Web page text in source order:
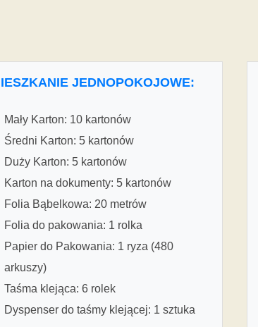
JEDNOPOKOJOWE:
Mały Karton: 10 kartonów
Średni Karton: 5 kartonów
Duży Karton: 5 kartonów
Karton na dokumenty: 5 kartonów
Folia Bąbelkowa: 20 metrów
Folia do pakowania: 1 rolka
Papier do Pakowania: 1 ryza (480
arkuszy)
Taśma klejąca: 6 rolek
Dyspenser do taśmy klejącej: 1 sztuka